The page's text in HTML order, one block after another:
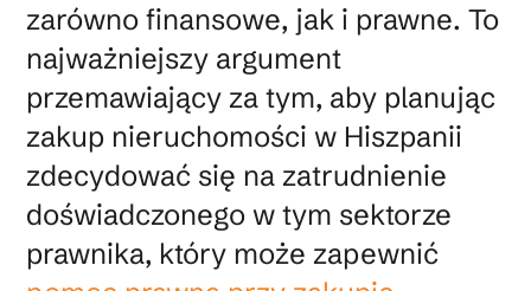
zarówno finansowe, jak i prawne. To
najważniejszy argument
przemawiający za tym, aby planując
zakup nieruchomości w Hiszpanii
zdecydować się na zatrudnienie
doświadczonego w tym sektorze
prawnika, który może zapewnić